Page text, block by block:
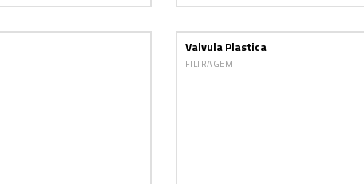
Valvula Plastica
FILTRAGEM